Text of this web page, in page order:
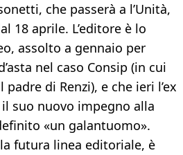
che passerà a l’Unità,
18 aprile. L’editore è lo
assolto a gennaio per
nel caso Consip (in cui
di Renzi), e che ieri l’ex
suo nuovo impegno alla
«un galantuomo».
futura linea editoriale, è